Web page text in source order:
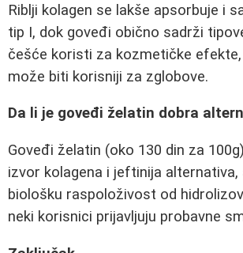
Riblji kolagen se lakše apsorbuje i
tip I, dok goveđi obično sadrži
češće koristi za kozmetičke
može biti korisniji za zglobove.
Da li je goveđi želatin dobra
Goveđi želatin (oko 130 din za
izvor kolagena i jeftinija alternativa,
biološku raspoloživost od
neki korisnici prijavljuju probavne